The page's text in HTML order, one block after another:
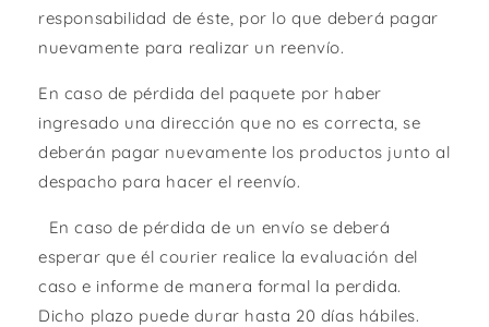
responsabilidad de éste, por lo que deberá pagar
nuevamente para realizar un reenvío.
En caso de pérdida del paquete por haber
ingresado una dirección que no es correcta, se
deberán pagar nuevamente los productos junto al
despacho para hacer el reenvío.
En caso de pérdida de un envío se deberá
esperar que él courier realice la evaluación del
caso e informe de manera formal la perdida.
Dicho plazo puede durar hasta 20 días hábiles.